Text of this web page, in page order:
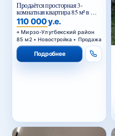
Продаётся просторная 3-
комнатная квартира 85 м² в ЖК
Golden House — Мирзо-
Улугбекский район
110 000 у.е.
Мирзо-Улугбекский район
85 м2 • Новостройка • Продажа
Подробнее